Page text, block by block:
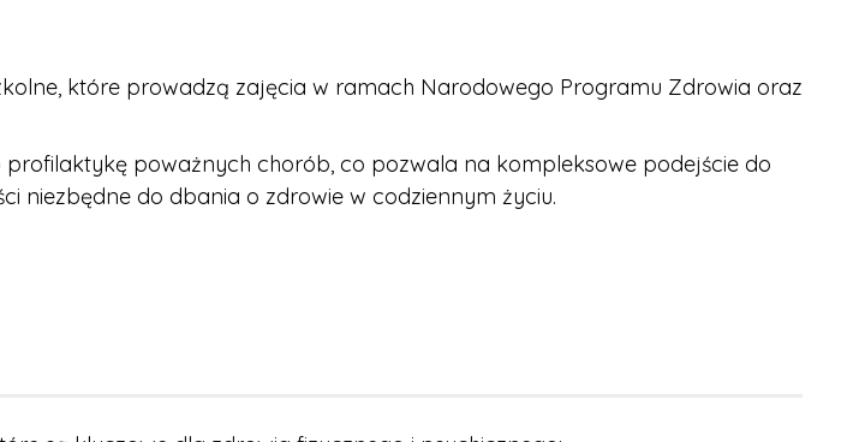
które prowadzą zajęcia w ramach Narodowego Programu Zdrowia oraz
poważnych chorób, co pozwala na kompleksowe podejście do
niezbędne do dbania o zdrowie w codziennym życiu.